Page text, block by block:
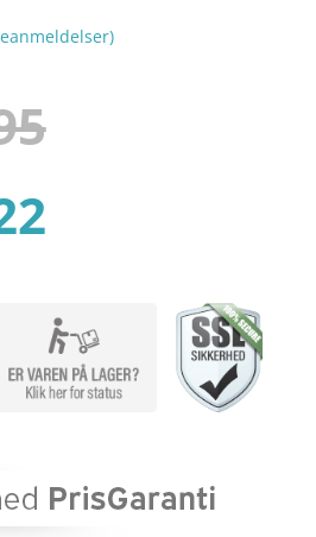
pris
var:
kr. 44,95.
Den
aktuelle
pris
er: